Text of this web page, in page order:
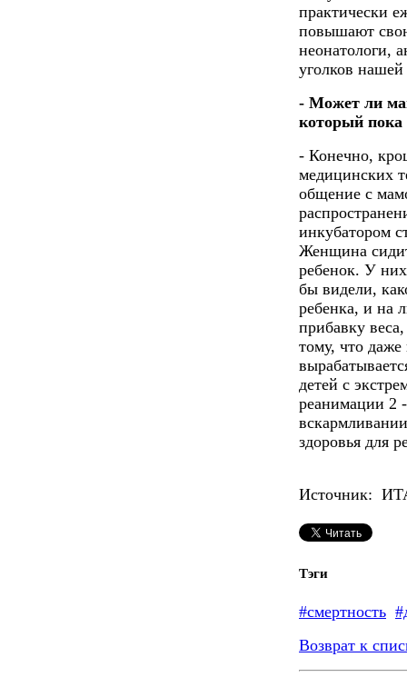
практически
повышают
неонатологи,
уголков
- Может ли
который пока
- Конечно,
медицинских
общение с
инкубатором
Женщина
ребенок. У
бы видели,
ребенка, и на
прибавку
тому, что
детей с
реанимации 2
здоровья для
Источник:
Тэги
#смертность
Возврат к